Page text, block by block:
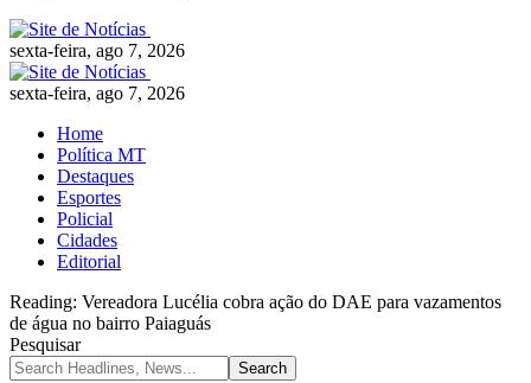
sexta-feira, ago 7, 2026
sexta-feira, ago 7, 2026
Home
Política MT
Destaques
Esportes
Policial
Cidades
Editorial
Reading: Vereadora Lucélia cobra ação do DAE para vazamentos
de água no bairro Paiaguás
Pesquisar